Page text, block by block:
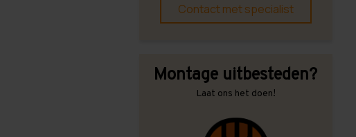
Contact met specialist
Montage uitbesteden?
Laat ons het doen!